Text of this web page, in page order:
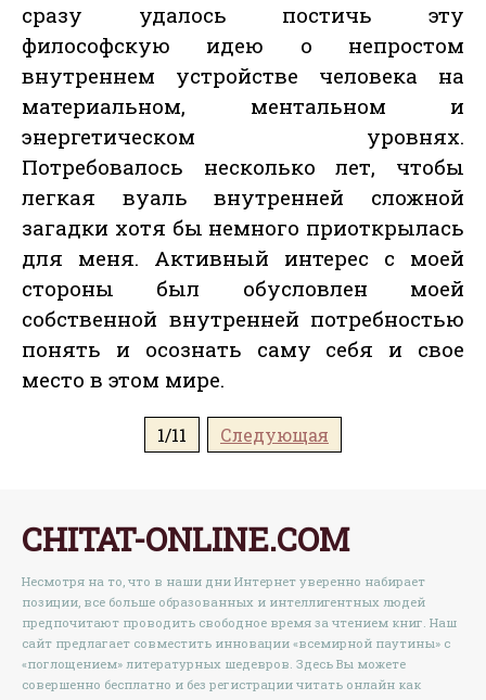
сразу удалось постичь эту
философскую идею о непростом
внутреннем устройстве человека на
материальном, ментальном и
энергетическом уровнях.
Потребовалось несколько лет, чтобы
легкая вуаль внутренней сложной
загадки хотя бы немного приоткрылась
для меня. Активный интерес с моей
стороны был обусловлен моей
собственной внутренней потребностью
понять и осознать саму себя и свое
место в этом мире.
1/11 Следующая
CHITAT-ONLINE.COM
Несмотря на то, что в наши дни Интернет уверенно набирает
позиции, все больше образованных и интеллигентных людей
предпочитают проводить свободное время за чтением книг. Наш
сайт предлагает совместить инновации «всемирной паутины» с
«поглощением» литературных шедевров. Здесь Вы можете
совершенно бесплатно и без регистрации читать онлайн как